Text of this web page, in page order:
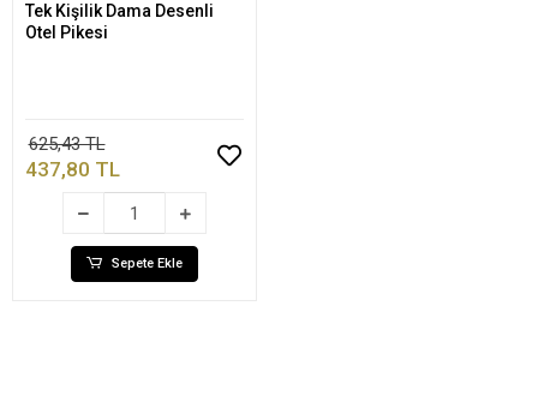
Sepete Ekle
Tek Kişilik Dama Desenli
Otel Pikesi
625,43 TL
437,80 TL
Sepete Ekle